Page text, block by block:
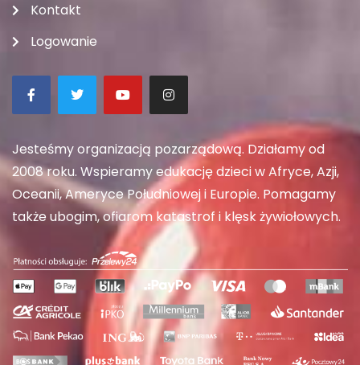
Kontakt
Logowanie
Jesteśmy organizacją pozarządową. Działamy od
2008 roku. Wspieramy edukację dzieci w Afryce, Azji,
Oceanii, Ameryce Południowej i Europie. Pomagamy
także ubogim, ofiarom katastrof i klęsk żywiołowych.